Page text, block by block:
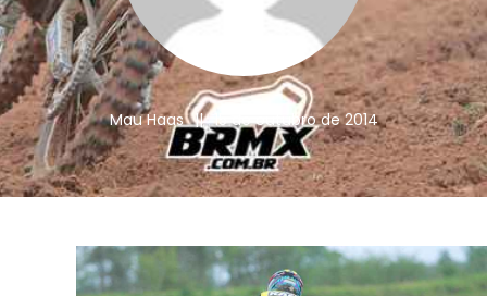
Mau Haas || 15 de outubro de 2014